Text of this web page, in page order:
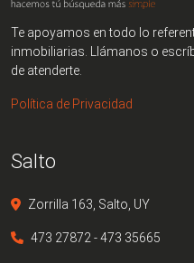
Te apoyamos en todo lo
inmobiliarias. Llámanos o
de atenderte.
Política de Privacidad
Salto
Zorrilla 163, Salto, UY
473 27872 - 473 35665